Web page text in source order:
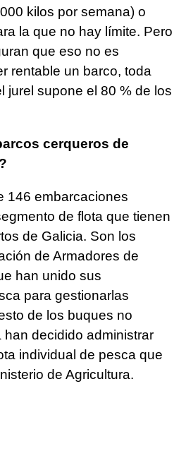
kilos por semana) o
la que no hay límite. Pero
que eso no es
rentable un barco, toda
jurel supone el 80 % de los
cerqueros de
146 embarcaciones
de flota que tienen
de Galicia. Son los
de Armadores de
han unido sus
para gestionarlas
de los buques no
decidido administrar
individual de pesca que
de Agricultura.